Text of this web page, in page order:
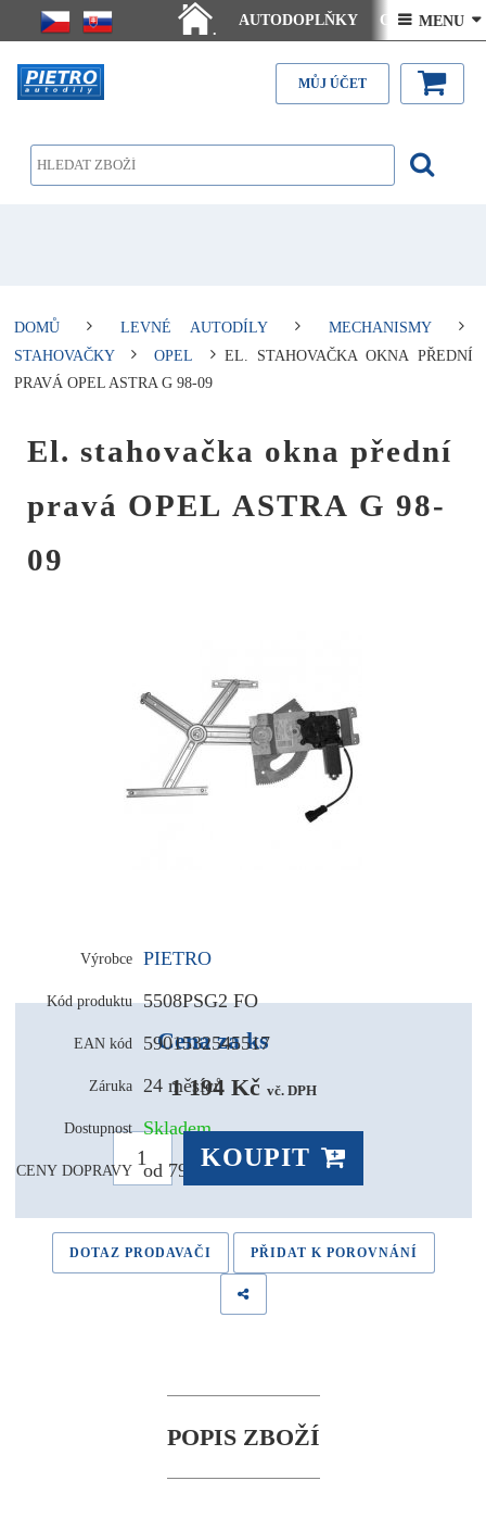
.
AUTODOPLŇKY Ceny doručení
Články - návody Kontakt
 MENU 
MŮJ ÚČET
DOMŮ LEVNÉ AUTODÍLY
MECHANISMY
STAHOVAČKY
OPEL
EL. STAHOVAČKA OKNA PŘEDNÍ
PRAVÁ OPEL ASTRA G 98-09
El. stahovačka okna přední
pravá OPEL ASTRA G 98-
09
Výrobce PIETRO
Kód produktu 5508PSG2 FO
EAN kód 5901532545517
Záruka 24 měsíců
Dostupnost Skladem
CENY DOPRAVY od 79,- Kč
Cena za ks
1 194 Kč vč. DPH
KOUPIT
DOTAZ PRODAVAČI PŘIDAT K POROVNÁNÍ
POPIS ZBOŽÍ